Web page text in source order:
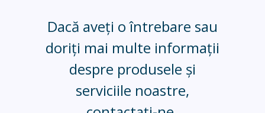
Dacă aveți o întrebare sau
doriți mai multe informații
despre produsele și
serviciile noastre,